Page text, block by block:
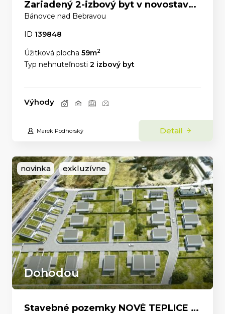
Zariadený 2-izbový byt v novostavbe: Stačí sa len nasťahovať
Bánovce nad Bebravou
ID 139848
Úžitková plocha 59m2
Typ nehnuteľnosti 2 izbový byt
Výhody
Marek Podhorský Detail
novinka exkluzívne
Dohodou
Stavebné pozemky NOVÉ TEPLICE – bývanie v najžiadanejšej lokalite